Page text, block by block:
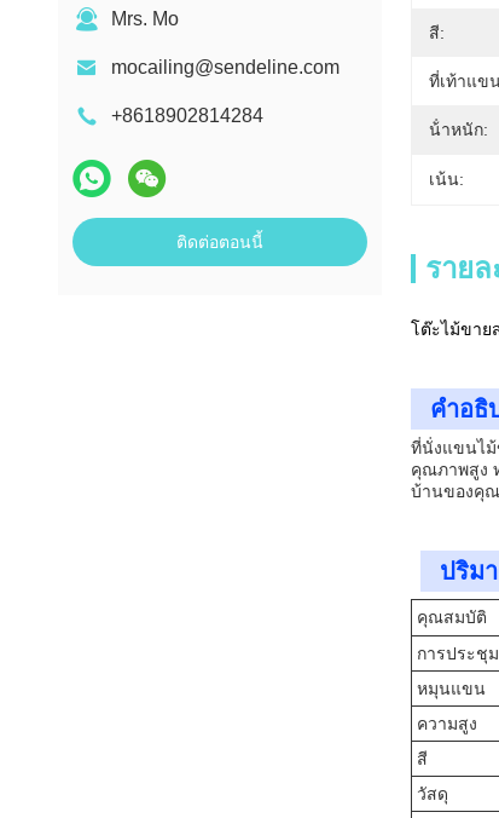
Mrs. Mo
mocailing@sendeline.com
+8618902814284
ติดต่อตอนนี้
สี:
ที่เท้าแข
น้ําหนัก:
เน้น:
ราย
โต๊ะไม้ขาย
คําอธิ
ที่นั่งแขนไม้
คุณภาพสูง
บ้านของคุ
ปริม
คุณสมบัติ
การประชุม
หมุนแขน
ความสูง
สี
วัสดุ